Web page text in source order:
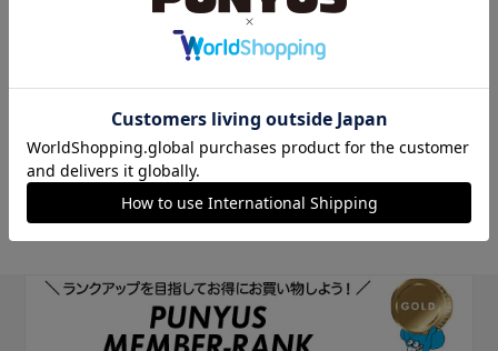
他のサイトIDで新規会員登録をしていただくと次回以降、そのIDで
ログインすることができます。